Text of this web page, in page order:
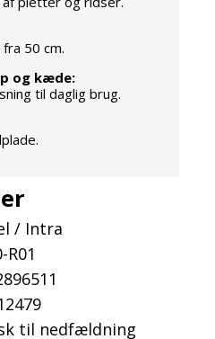
50 cm.
og kæde:
til daglig brug.
/ Intra
R01
til nedfældning